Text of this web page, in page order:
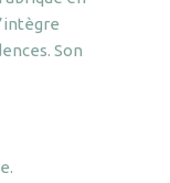
Son